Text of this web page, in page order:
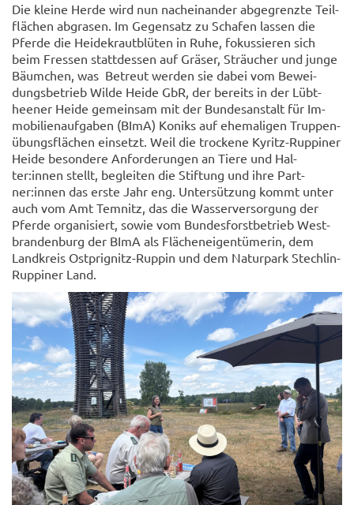
Die klei­ne Herde wird nun nach­ein­an­der ab­ge­grenz­te Teil­
flä­chen ab­gra­sen. Im Ge­gen­satz zu Scha­fen las­sen die
Pfer­de die Hei­de­kraut­blü­ten in Ruhe, fo­kus­sie­ren sich
beim Fres­sen statt­des­sen auf Grä­ser, Sträu­cher und junge
Bäum­chen, was Be­treut wer­den sie dabei vom Be­wei­
dungs­be­trieb Wilde Heide GbR, der be­reits in der Lüb­t­
hee­ner Heide ge­mein­sam mit der Bun­des­an­stalt für Im­
mo­bi­li­en­auf­ga­ben (BImA) Koniks auf ehe­ma­li­gen Trup­pen­
übungs­flä­chen ein­setzt. Weil die tro­cke­ne Kyritz-​Ruppiner
Heide be­son­de­re An­for­de­run­gen an Tiere und Hal­
ter:innen stellt, be­glei­ten die Stif­tung und ihre Part­
ner:innen das erste Jahr eng. Un­ter­süt­zung kommt unter
auch vom Amt Tem­nitz, das die Was­ser­ver­sor­gung der
Pfer­de or­ga­ni­siert, sowie vom Bun­des­forst­be­trieb West­
bran­den­burg der BImA als Flä­chen­ei­gen­tü­me­rin, dem
Land­kreis Ostprignitz-​Ruppin und dem Na­tur­park Stechlin-​
Ruppiner Land.